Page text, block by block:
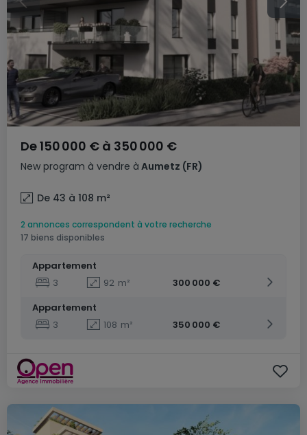
New program à vendre à Aumetz (FR)
De150 000 € à 350 000 €
De 43 à 108 m²
2 annonces correspondent à votre recherche
17 biens disponibles
Appartement
3
92 m²
300 000 €
Appartement
3
108 m² 350 000 €